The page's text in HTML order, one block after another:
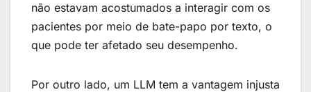
não estavam acostumados a interagir com os
pacientes por meio de bate-papo por texto, o
que pode ter afetado seu desempenho.
Por outro lado, um LLM tem a vantagem injusta